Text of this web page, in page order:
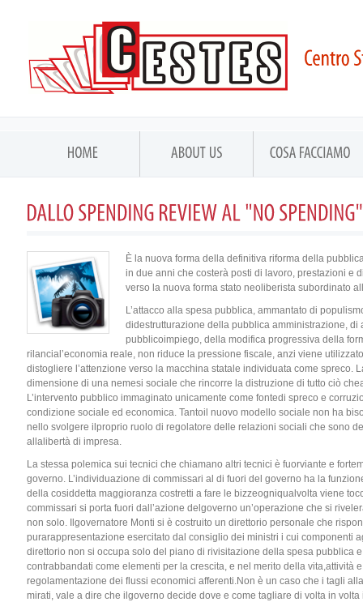
È la nuova forma della definitiva riforma della
in due anni che costerà posti di lavoro, prestazioni e
verso la nuova forma stato neoliberista subordinato
L’attacco alla spesa pubblica, ammantato di
didestrutturazione della pubblica amministrazione,
pubblicoimpiego, della modifica progressiva della
rilancial’economia reale, non riduce la pressione fiscale, anzi viene
distogliere l’attenzione verso la macchina statale individuata come spreco.
dimensione di una nemesi sociale che rincorre la distruzione di tutto ciò
L’intervento pubblico immaginato unicamente come fontedi spreco e
condizione sociale ed economica. Tantoil nuovo modello sociale non ha
nello svolgere ilproprio ruolo di regolatore delle relazioni sociali che sono
allalibertà di impresa.
La stessa polemica sui tecnici che chiamano altri tecnici è fuorviante e
governo. L’individuazione di commissari al di fuori del governo ha la
della cosiddetta maggioranza costretti a fare le bizzeogniqualvolta viene
commissari si porta fuori dall’azione delgoverno un’operazione che si
non solo. Ilgovernatore Monti si è costruito un direttorio personale che
purarappresentazione esercitato dal consiglio dei ministri i cui componenti
direttorio non si occupa solo del piano di rivisitazione della spesa pubblica
contrabbandati come elementi per la crescita, e nel merito della vita,attività
regolamentazione dei flussi economici afferenti.Non è un caso che i tagli
mirati, vale a dire che ilgoverno decide dove e come tagliare di volta in